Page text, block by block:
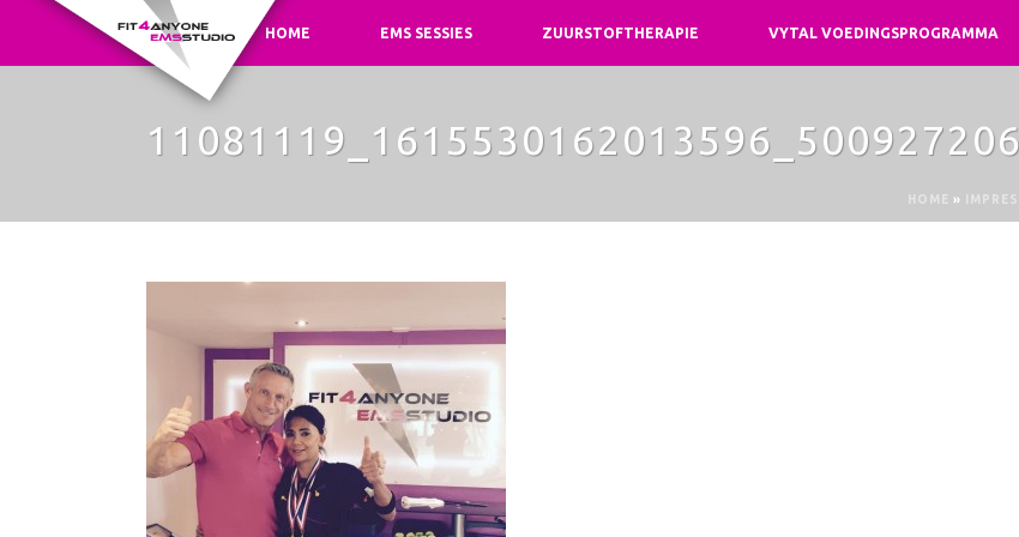
HOME EMS SESSIES ZUURSTOFTHERAPIE VYTAL VOEDINGSPROGRAMMA
HOME »